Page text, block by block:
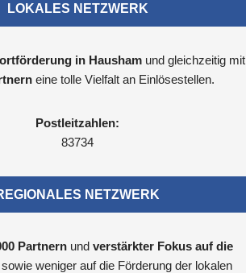
LOKALES NETZWERK
in Hausham und gleichzeitig mit
eine tolle Vielfalt an Einlösestellen.
Postleitzahlen:
83734
NETZWERK
Partnernund verstärkter Fokus auf die
weniger auf die Förderung der lokalen